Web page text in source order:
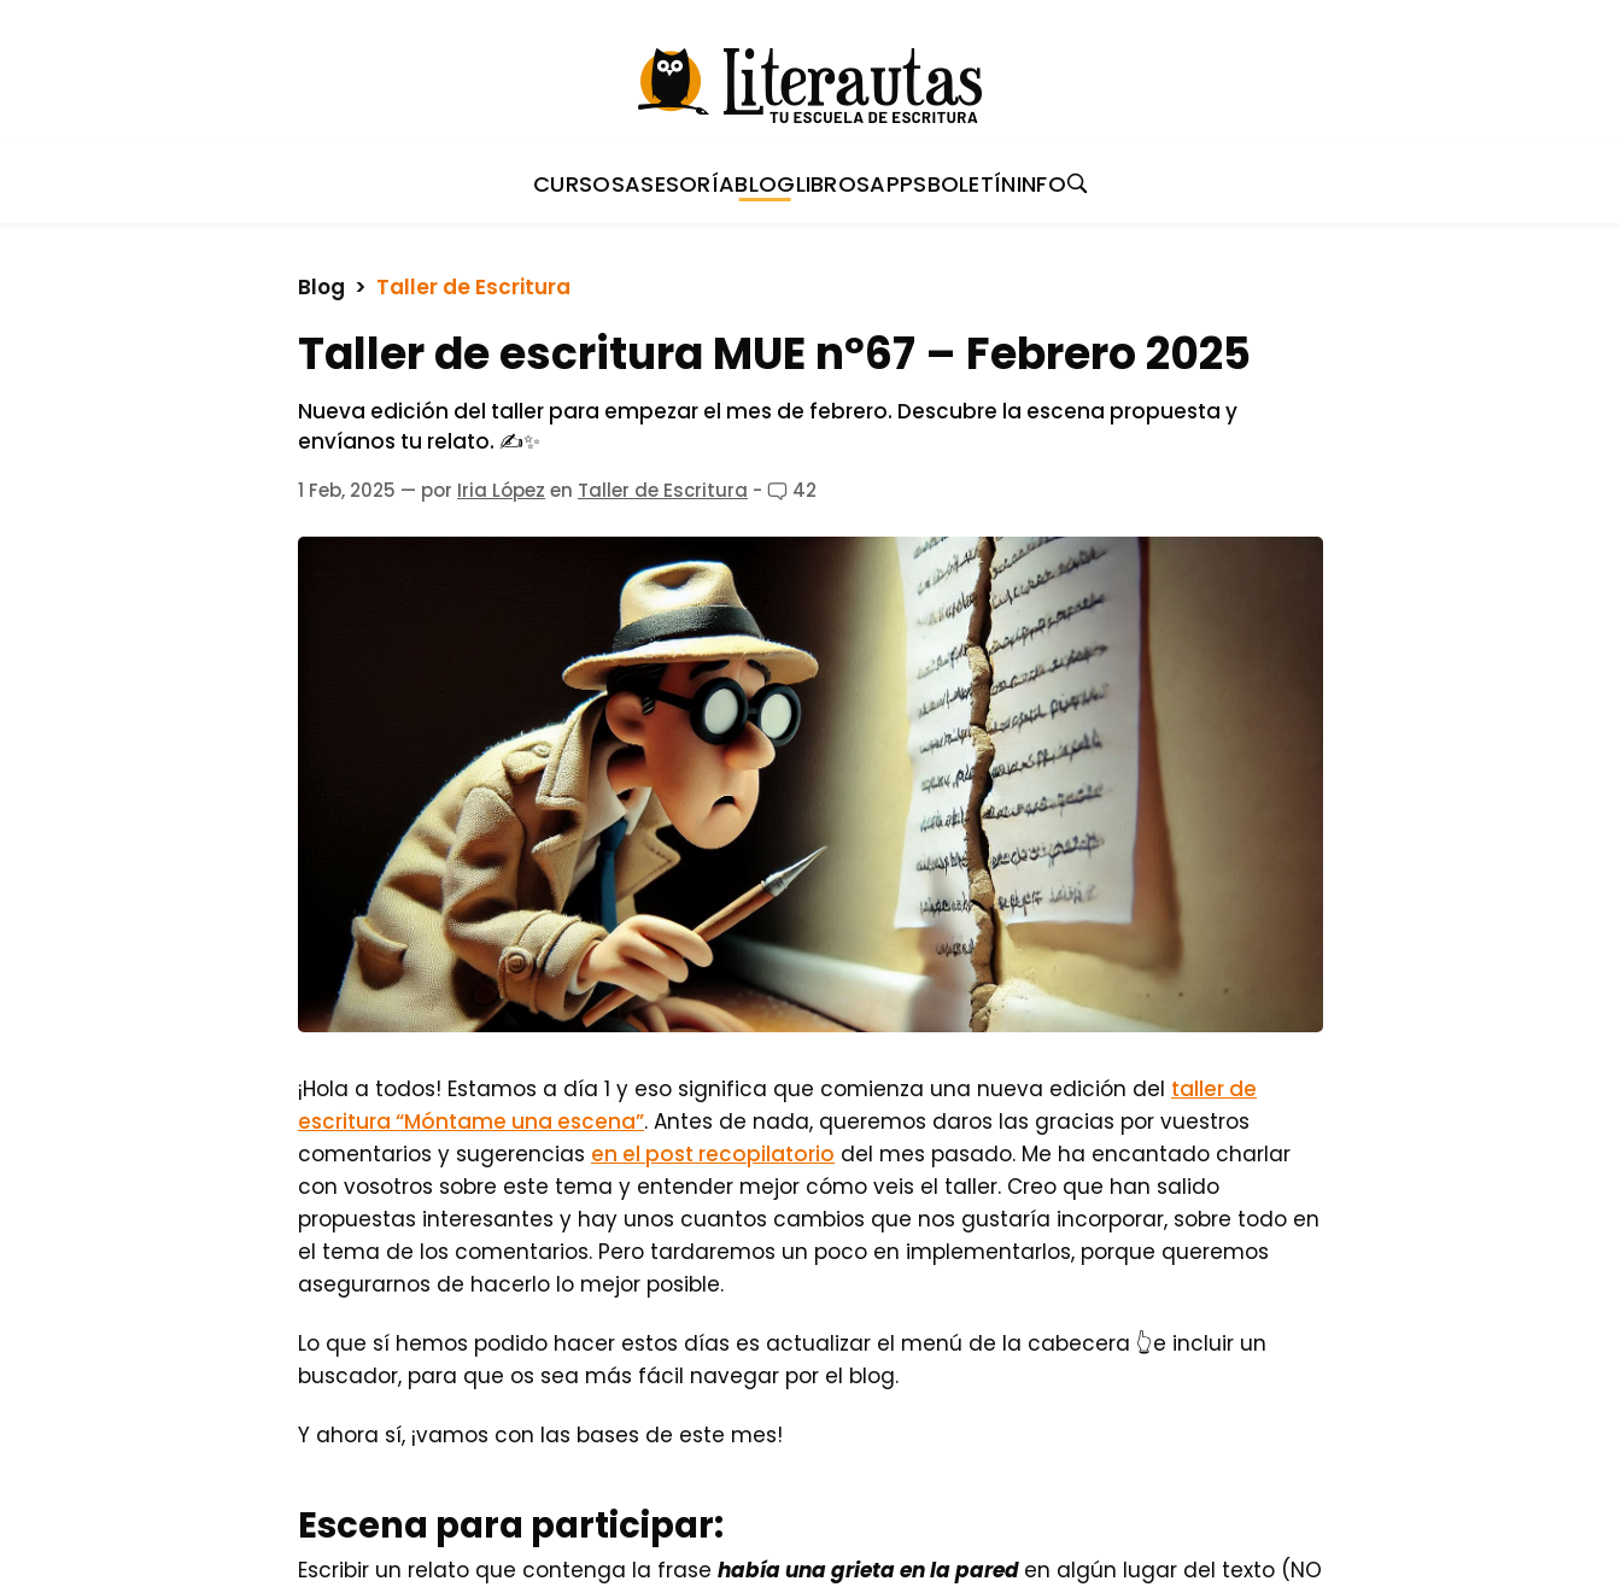
CURSOSASESORÍABLOGLIBROSAPPSBOLETÍNINFO
Blog
  >
Taller de Escritura
Taller de escritura MUE nº67 – Febrero 2025
Nueva edición del taller para empezar el mes de febrero. Descubre la escena propuesta y
envíanos tu relato. ✍️✨
1 Feb, 2025 — por Iria López en Taller de Escritura - 42
¡Hola a todos! Estamos a día 1 y eso significa que comienza una nueva edición del taller de
escritura “Móntame una escena”. Antes de nada, queremos daros las gracias por vuestros
comentarios y sugerencias en el post recopilatorio del mes pasado. Me ha encantado charlar
con vosotros sobre este tema y entender mejor cómo veis el taller. Creo que han salido
propuestas interesantes y hay unos cuantos cambios que nos gustaría incorporar, sobre todo en
el tema de los comentarios. Pero tardaremos un poco en implementarlos, porque queremos
asegurarnos de hacerlo lo mejor posible.
Lo que sí hemos podido hacer estos días es actualizar el menú de la cabecera 👆e incluir un
buscador, para que os sea más fácil navegar por el blog.
Y ahora sí, ¡vamos con las bases de este mes!
Escena para participar:
Escribir un relato que contenga la frase había una grieta en la pared en algún lugar del texto (NO